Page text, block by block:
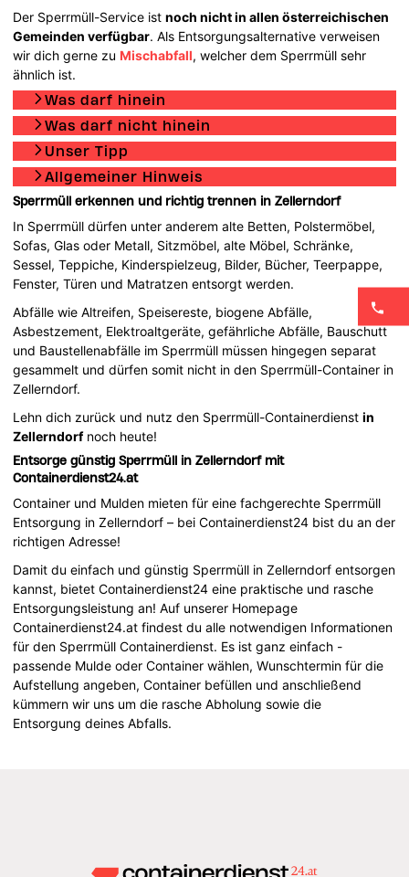
Der Sperrmüll-Service istnoch nicht in allen österreichischen
Gemeinden verfügbar. Als Entsorgungsalternative verweisen
wir dich gerne zu Mischabfall, welcher dem Sperrmüll sehr
ähnlich ist.
Was darf hinein
Was darf nicht hinein
Unser Tipp
Allgemeiner Hinweis
Sperrmüll erkennen und richtig trennen in Zellerndorf
In Sperrmüll dürfen unter anderem alte Betten, Polstermöbel,
Sofas, Glas oder Metall, Sitzmöbel, alte Möbel, Schränke,
Sessel, Teppiche, Kinderspielzeug, Bilder, Bücher, Teerpappe,
Fenster, Türen und Matratzen entsorgt werden.
Abfälle wie Altreifen, Speisereste, biogene Abfälle,
Asbestzement, Elektroaltgeräte, gefährliche Abfälle, Bauschutt
und Baustellenabfälle im Sperrmüll müssen hingegen separat
gesammelt und dürfen somit nicht in den Sperrmüll-Container in
Zellerndorf.
Lehn dich zurück und nutz den Sperrmüll-Containerdienstin
Zellerndorfnoch heute!
Entsorge günstig Sperrmüll in Zellerndorf mit
Containerdienst24.at
Container und Mulden mieten für eine fachgerechte Sperrmüll
Entsorgung in Zellerndorf – bei Containerdienst24 bist du an der
richtigen Adresse!
Damit du einfach und günstig Sperrmüll in Zellerndorf entsorgen
kannst, bietet Containerdienst24 eine praktische und rasche
Entsorgungsleistung an! Auf unserer Homepage
Containerdienst24.at findest du alle notwendigen Informationen
für den Sperrmüll Containerdienst. Es ist ganz einfach -
passende Mulde oder Container wählen, Wunschtermin für die
Aufstellung angeben, Container befüllen und anschließend
kümmern wir uns um die rasche Abholung sowie die
Entsorgung deines Abfalls.